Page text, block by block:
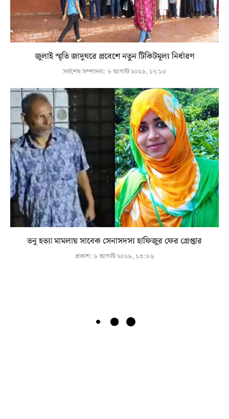
জুলাই স্মৃতি জাদুঘরে প্রবেশে নতুন টিকিটমূল্য নির্ধারণ
সর্বশেষ সম্পাদনা: ৮ আগস্ট ২০২৬, ১৭:১০
তনু হত্যা মামলায় সাবেক সেনাসদস্য হাফিজুর ফের গ্রেপ্তার
প্রকাশ: ৮ আগস্ট ২০২৬, ১৩:০৬